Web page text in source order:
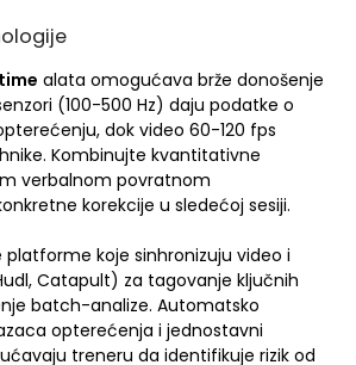
alata omogućava brže donošenje
(100-500 Hz) daju podatke o
dok video 60-120 fps
Kombinujte kvantitativne
verbalnom povratnom
korekcije u sledećoj sesiji.
platforme koje sinhronizuju video i
Catapult) za tagovanje ključnih
batch-analize. Automatsko
opterećenja i jednostavni
treneru da identifikuje rizik od